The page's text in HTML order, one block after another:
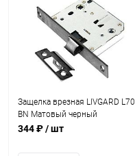
Защелка врезная LIVGARD L70
BN Матовый черный
344 ₽/ шт